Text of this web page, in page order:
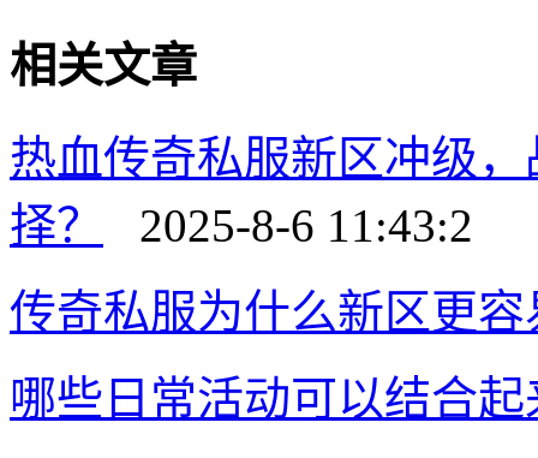
相关文章
热血传奇私服新区冲级
择？
2025-8-6 11:43:2
传奇私服为什么新区更
哪些日常活动可以结合